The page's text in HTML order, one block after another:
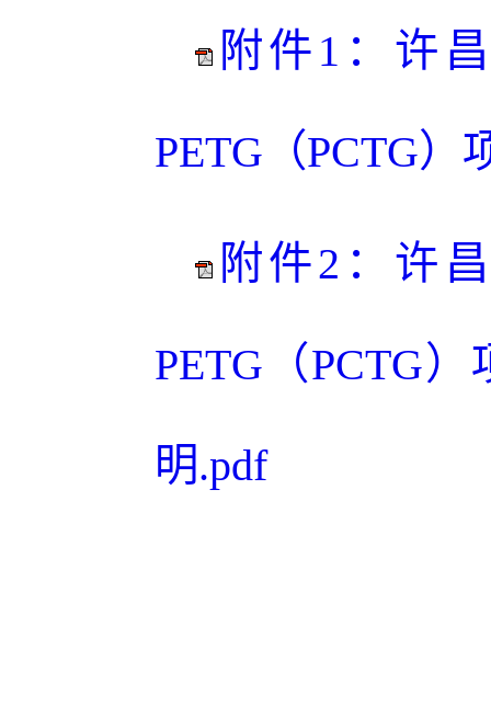
附件1：许
PETG（PCTG）
附件2：许
PETG（PCTG
明.pdf